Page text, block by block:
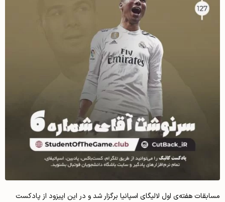
مسابقات هفته‌ی اول لالیگای اسپانیا برگزار شد و در این اپیزود از پادکست